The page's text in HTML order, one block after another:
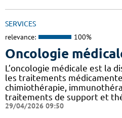
SERVICES
relevance: 100%
Oncologie
L’oncologie médicale est la
les traitements
chimiothérapie,
traitements de support et
29/04/2026 09:50